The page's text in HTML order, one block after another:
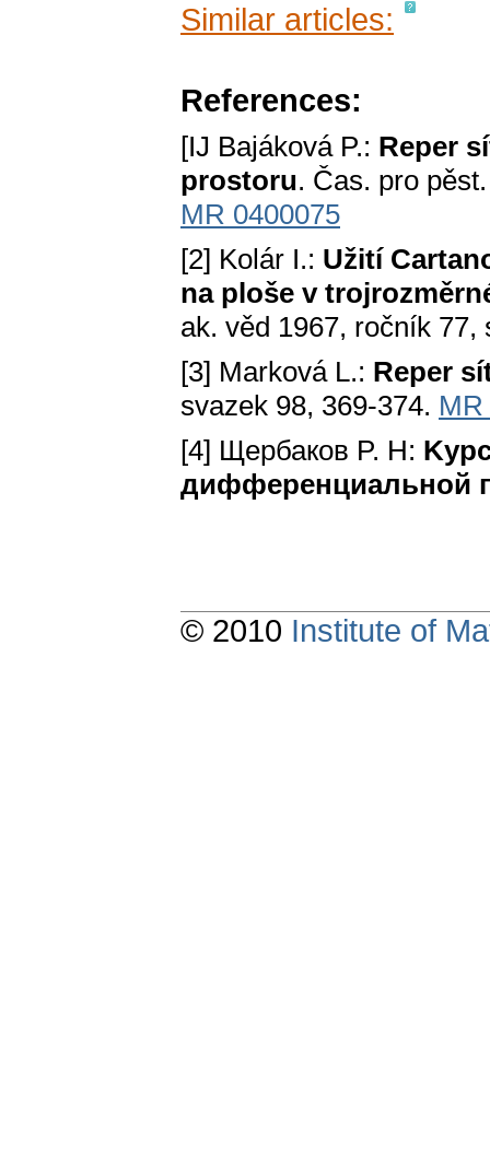
Similar articles:
References:
[IJ Bajáková P.: Reper
prostoru. Čas. pro
MR 0400075
[2] Kolár I.: Užití
na ploše v
ak. věd 1967, ročník
[3] Marková L.: Reper
svazek 98, 369-374.
[4] Щербаков P. H:
дифференциальной
© 2010 Institute of